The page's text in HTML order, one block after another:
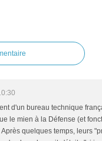
d'un bureau technique
le mien à la Défense (et
quelques temps, leurs